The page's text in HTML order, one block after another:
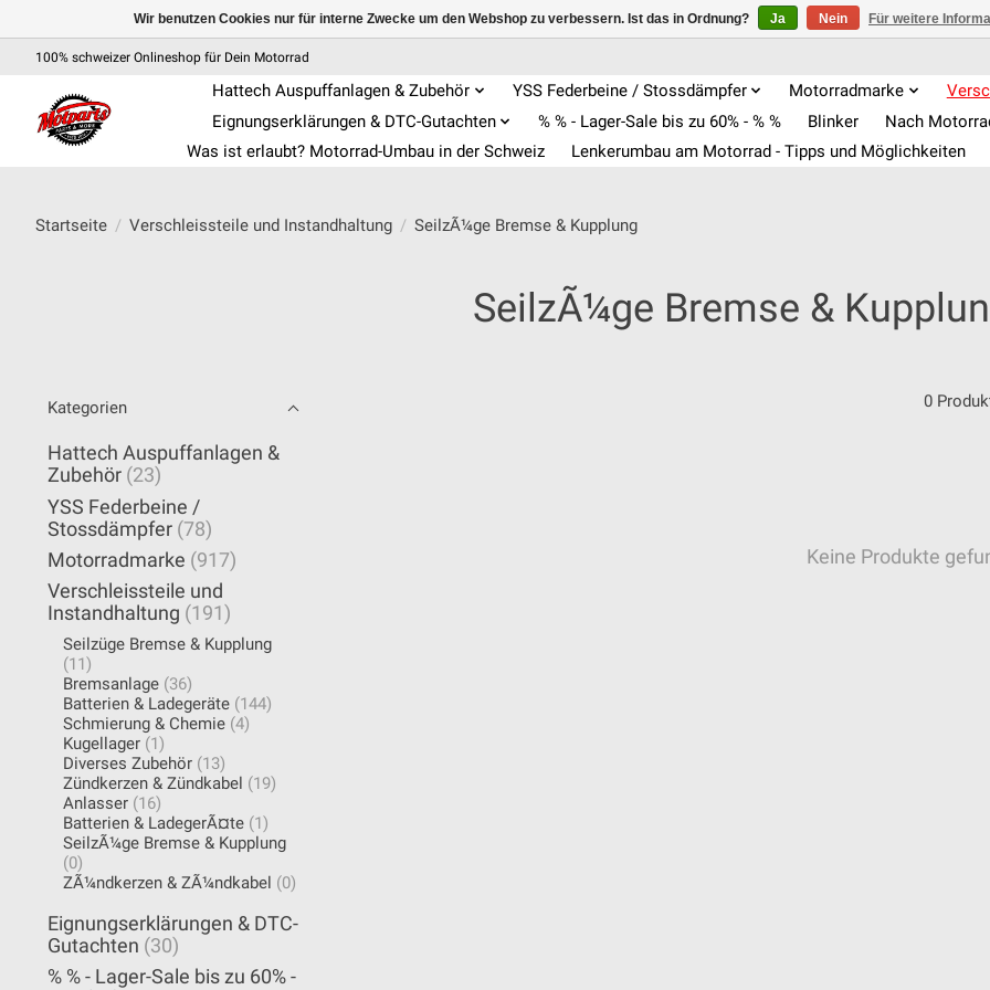
100% schweizer Onlineshop für Dein Motorrad
Hattech Auspuffanlagen & Zubehör YSS Federbeine / Stossdämpfer Motorradmarke
Eignungserklärungen & DTC-Gutachten
% % - Lager-Sale bis zu 60% - % % Blinker Nach
Was ist erlaubt? Motorrad-Umbau in der Schweiz
Lenkerumbau am Motorrad - Tipps und Möglichkeiten
Startseite / Verschleissteile und Instandhaltung / SeilzÃ¼ge Bremse & Kupplung
SeilzÃ¼ge Bremse &
Kategorien
Hattech Auspuffanlagen &
Zubehör (23)
YSS Federbeine /
Stossdämpfer (78)
Motorradmarke (917)
Verschleissteile und
Instandhaltung (191)
Seilzüge Bremse & Kupplung
(11)
Bremsanlage (36)
Batterien & Ladegeräte (144)
Schmierung & Chemie (4)
Kugellager (1)
Diverses Zubehör (13)
Zündkerzen & Zündkabel (19)
Anlasser (16)
Batterien & LadegerÃ¤te (1)
SeilzÃ¼ge Bremse & Kupplung
(0)
ZÃ¼ndkerzen & ZÃ¼ndkabel (0)
Eignungserklärungen & DTC-
Gutachten (30)
% % - Lager-Sale bis zu 60% -
0
Keine Produkte
Wir benutzen Cookies nur für interne Zwecke um den Webshop zu verbessern. Ist das in Ordnung? Ja Nein Für weitere